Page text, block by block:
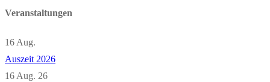
Veranstaltungen
16 Aug.
Auszeit 2026
16 Aug. 26